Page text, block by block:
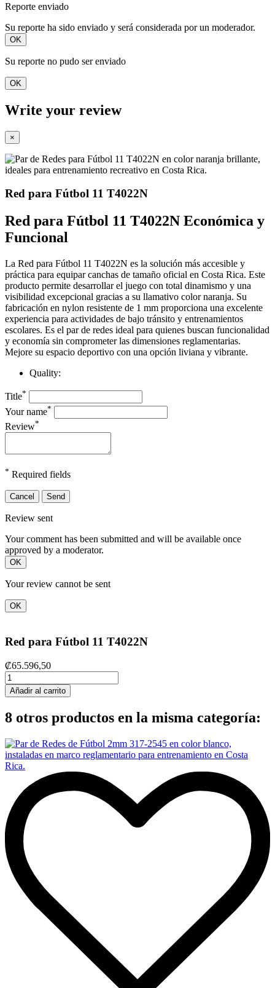
Reporte enviado
Su reporte ha sido enviado y será considerada por un moderador.
OK
Su reporte no pudo ser enviado
OK
Write your review
×
Red para Fútbol 11 T4022N
Red para Fútbol 11 T4022N Económica y
Funcional
La Red para Fútbol 11 T4022N es la solución más accesible y
práctica para equipar canchas de tamaño oficial en Costa Rica. Este
producto permite desarrollar el juego con total dinamismo y una
visibilidad excepcional gracias a su llamativo color naranja. Su
fabricación en nylon resistente de 1 mm proporciona una excelente
experiencia para actividades de bajo tránsito y entrenamientos
escolares. Es el par de redes ideal para quienes buscan funcionalidad
y economía sin comprometer las dimensiones reglamentarias.
Mejore su espacio deportivo con una opción liviana y vibrante.
Quality:
Title*
Your name*
Review*
* Required fields
Cancel Send
Review sent
Your comment has been submitted and will be available once
approved by a moderator.
OK
Your review cannot be sent
OK
Red para Fútbol 11 T4022N
₡65.596,50
Añadir al carrito
8 otros productos en la misma categoría: